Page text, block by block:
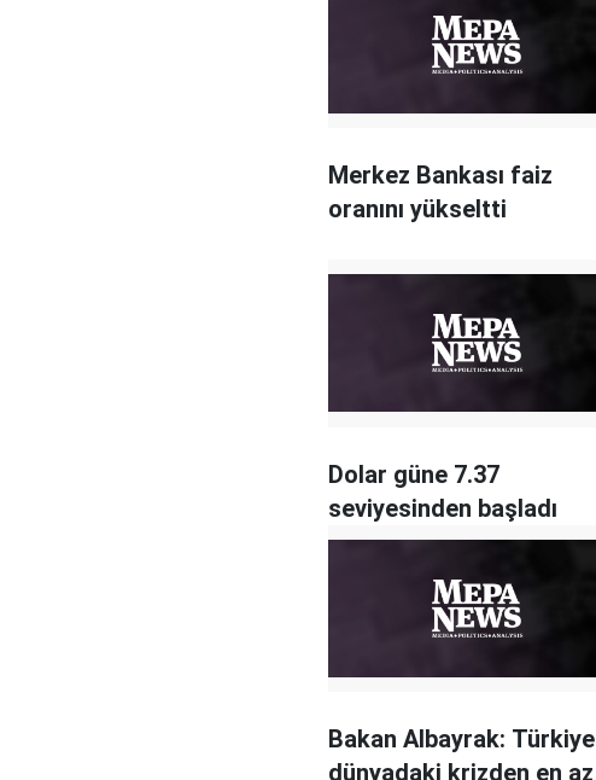
Merkez Bankası faiz
oranını yükseltti
Dolar güne 7.37
seviyesinden başladı
Bakan Albayrak: Türkiye
dünyadaki krizden en az